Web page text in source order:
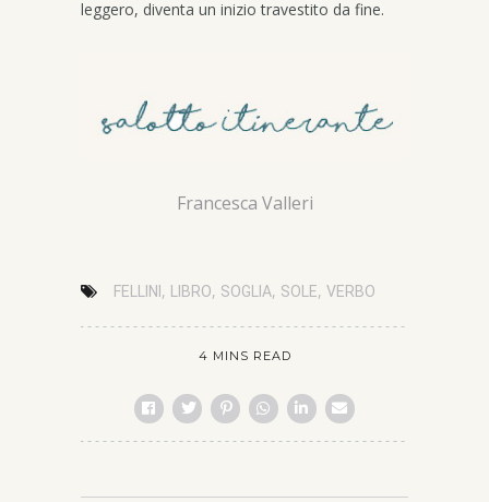
leggero, diventa un inizio travestito da fine.
Francesca Valleri
FELLINI , LIBRO, SOGLIA, SOLE, VERBO
4 MINS READ